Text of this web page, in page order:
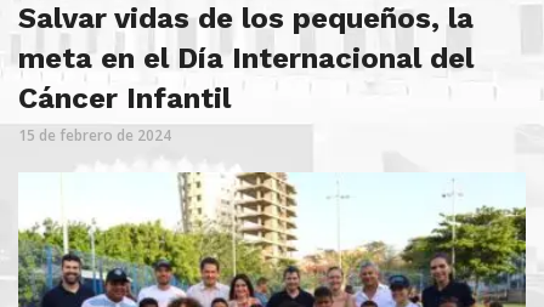
Salvar vidas de los pequeños, la
meta en el Día Internacional del
Cáncer Infantil
15 de febrero de 2024